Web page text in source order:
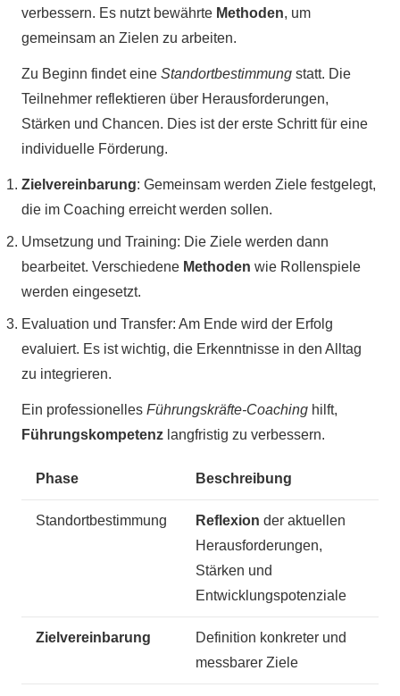
verbessern. Es nutzt bewährte Methoden, um
gemeinsam an Zielen zu arbeiten.
Zu Beginn findet eine Standortbestimmung statt. Die
Teilnehmer reflektieren über Herausforderungen,
Stärken und Chancen. Dies ist der erste Schritt für eine
individuelle Förderung.
Zielvereinbarung: Gemeinsam werden Ziele festgelegt,
die im Coaching erreicht werden sollen.
Umsetzung und Training: Die Ziele werden dann
bearbeitet. Verschiedene Methoden wie Rollenspiele
werden eingesetzt.
Evaluation und Transfer: Am Ende wird der Erfolg
evaluiert. Es ist wichtig, die Erkenntnisse in den Alltag
zu integrieren.
Ein professionelles Führungskräfte-Coaching hilft,
Führungskompetenz langfristig zu verbessern.
Phase Beschreibung
Standortbestimmung Reflexion der aktuellen
Herausforderungen,
Stärken und
Entwicklungspotenziale
Zielvereinbarung
Definition konkreter und
messbarer Ziele